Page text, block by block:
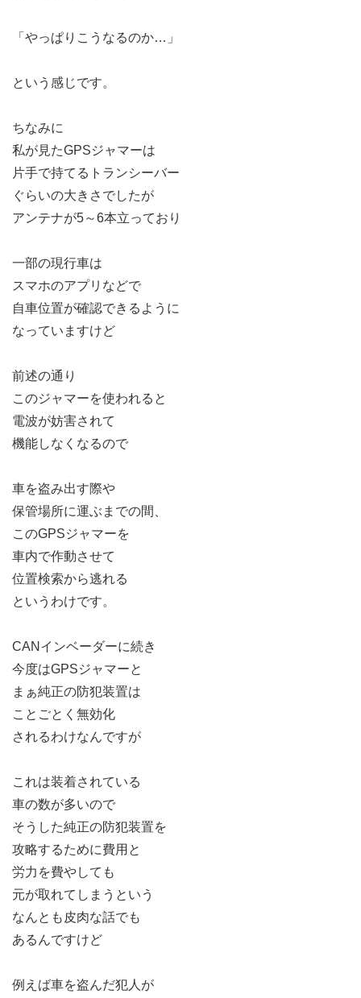
「やっぱりこうなるのか…」
という感じです。
ちなみに
私が見たGPSジャマーは
片手で持てるトランシーバー
ぐらいの大きさでしたが
アンテナが5～6本立っており
一部の現行車は
スマホのアプリなどで
自車位置が確認できるように
なっていますけど
前述の通り
このジャマーを使われると
電波が妨害されて
機能しなくなるので
車を盗み出す際や
保管場所に運ぶまでの間、
このGPSジャマーを
車内で作動させて
位置検索から逃れる
というわけです。
CANインベーダーに続き
今度はGPSジャマーと
まぁ純正の防犯装置は
ことごとく無効化
されるわけなんですが
これは装着されている
車の数が多いので
そうした純正の防犯装置を
攻略するために費用と
労力を費やしても
元が取れてしまうという
なんとも皮肉な話でも
あるんですけど
例えば車を盗んだ犯人が